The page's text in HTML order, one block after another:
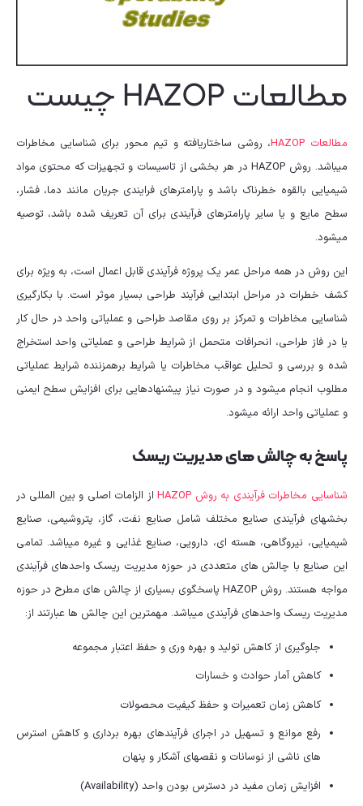
مطالعات HAZOP چیست
مطالعات HAZOP
، روشی ساختاریافته و تیم محور برای شناسایی مخاطرات
می‎باشد. روش HAZOP در هر بخشی از تاسیسات و تجهیزات که محتوی مواد
شیمیایی بالقوه خطرناک باشد و پارامترهای فرایندی جریان مانند دما، فشار،
سطح مایع و یا سایر پارامترهای فرآیندی برای آن تعریف شده باشد، توصیه
می‎شود.
این روش در همه مراحل عمر یک پروژه فرآیندی قابل اعمال است، به ویژه برای
کشف خطرات در مراحل ابتدایی فرآیند طراحی بسیار موثر است. با بکارگیری
شناسایی مخاطرات و تمرکز بر روی مقاصد طراحی و عملیاتی واحد در حال کار
یا در فاز طراحی، انحرافات متحمل از شرایط طراحی و عملیاتی واحد استخراج
شده و بررسی و تحلیل عواقب مخاطرات یا شرایط برهم‎زننده شرایط عملیاتی
مطلوب انجام می‎شود و در صورت نیاز پیشنهادهایی برای افزایش سطح ایمنی
و عملیاتی واحد ارائه می‎شود.
پاسخ به چالش های مدیریت ریسک
شناسایی مخاطرات فرآیندی به روش HAZOP
از الزامات اصلی و بین المللی در
بخش‎های فرآیندی صنایع مختلف شامل صنایع نفت، گاز، پتروشیمی، صنایع
شیمیایی، نیروگاهی، هسته ‎ای، دارویی، صنایع غذایی و غیره می‎باشد. تمامی
این صنایع با چالش‎ های متعددی در حوزه مدیریت ریسک واحدهای فرآیندی
مواجه هستند. روش HAZOP پاسخگوی بسیاری از چالش‎ های مطرح در حوزه
مدیریت ریسک واحدهای فرآیندی می‎باشد. مهمترین این چالش‎ ها عبارتند از:
جلوگیری از کاهش تولید و بهره وری و حفظ اعتبار مجموعه
کاهش آمار حوادث و خسارات
کاهش زمان تعمیرات و حفظ کیفیت محصولات
رفع موانع و تسهیل در اجرای فرآیندهای بهره برداری و کاهش استرس
های ناشی از نوسانات و نقص‎های آشکار و پنهان
افزایش زمان مفید در دسترس بودن واحد (Availability)